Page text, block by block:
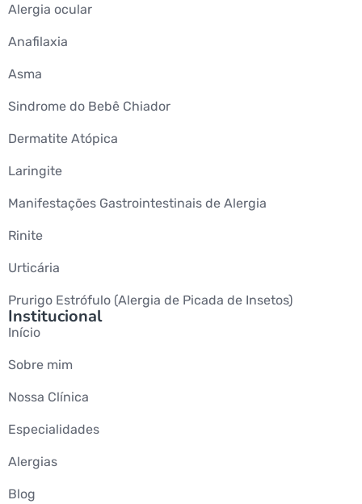
Alergia ocular
Anafilaxia
Asma
Sindrome do Bebê Chiador
Dermatite Atópica
Laringite
Manifestações Gastrointestinais de Alergia
Rinite
Urticária
Prurigo Estrófulo (Alergia de Picada de Insetos)
Institucional
Início
Sobre mim
Nossa Clínica
Especialidades
Alergias
Blog